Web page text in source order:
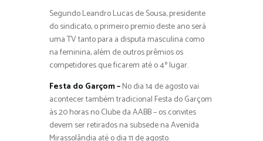
Segundo Leandro Lucas de Sousa, presidente
do sindicato, o primeiro premio deste ano será
uma TV tanto para a disputa masculina como
na feminina, além de outros prêmios os
competidores que ficarem até o 4º lugar.
Festa do Garçom –No dia 14 de agosto vai
acontecer também tradicional Festa do Garçom
às 20 horas no Clube da AABB – os convites
devem ser retirados na subsede na Avenida
Mirassolândia até o dia 11 de agosto.